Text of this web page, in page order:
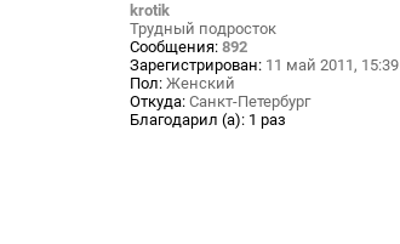
krotik
Трудный подросток
Сообщения: 892
Зарегистрирован: 11 май 2011, 15:39
Пол: Женский
Откуда: Санкт-Петербург
Благодарил (а): 1 раз